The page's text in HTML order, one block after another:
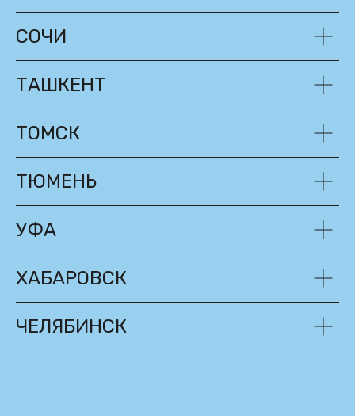
СОЧИ
ТАШКЕНТ
ТОМСК
ТЮМЕНЬ
УФА
ХАБАРОВСК
ЧЕЛЯБИНСК